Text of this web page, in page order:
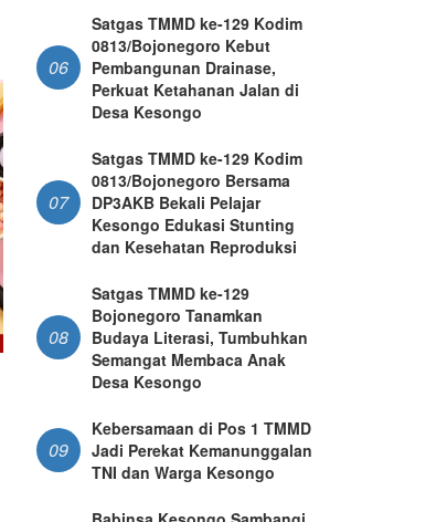
06
Satgas TMMD ke-129 Kodim
0813/Bojonegoro Kebut
Pembangunan Drainase,
Perkuat Ketahanan Jalan di
Desa Kesongo
07
Satgas TMMD ke-129 Kodim
0813/Bojonegoro Bersama
DP3AKB Bekali Pelajar
Kesongo Edukasi Stunting
dan Kesehatan Reproduksi
08
Satgas TMMD ke-129
Bojonegoro Tanamkan
Budaya Literasi, Tumbuhkan
Semangat Membaca Anak
Desa Kesongo
09
Kebersamaan di Pos 1 TMMD
Jadi Perekat Kemanunggalan
TNI dan Warga Kesongo